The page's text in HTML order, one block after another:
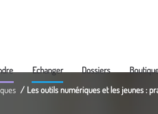
Echanger Dossiers
Les outils numériques et les jeunes :